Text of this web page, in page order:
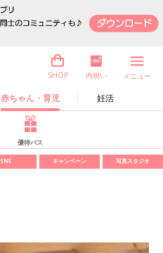
赤ちゃん・育児 妊活
SHOP 内祝い メニュー
優待パス
SNS キャンペーン 写真スタジオ